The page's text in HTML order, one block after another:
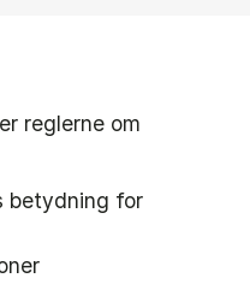
reglerne om
betydning for